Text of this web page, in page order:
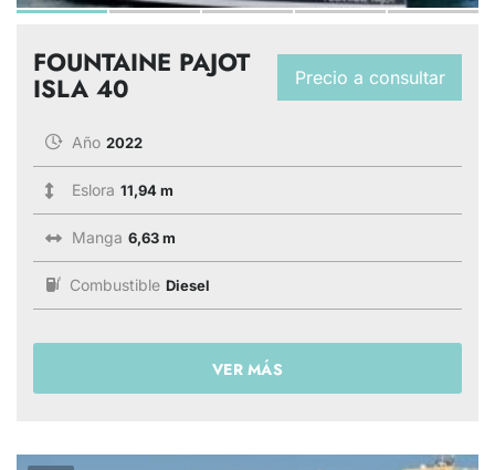
Precio a consultar
FOUNTAINE PAJOT
ISLA 40
Año 2022
Eslora 11,94 m
Manga 6,63 m
Combustible Diesel
VER MÁS